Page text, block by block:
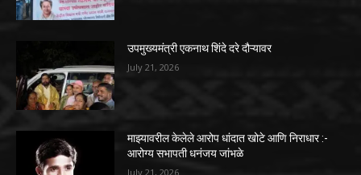
उपमुख्यमंत्री एकनाथ शिंदे दरे दौऱ्यावर
July 21, 2026
माझ्यावरील केलेले आरोप धांदात खोटे आणि निराधार :-
आरोग्य सभापती धनंजय जांभळे
July 21, 2026